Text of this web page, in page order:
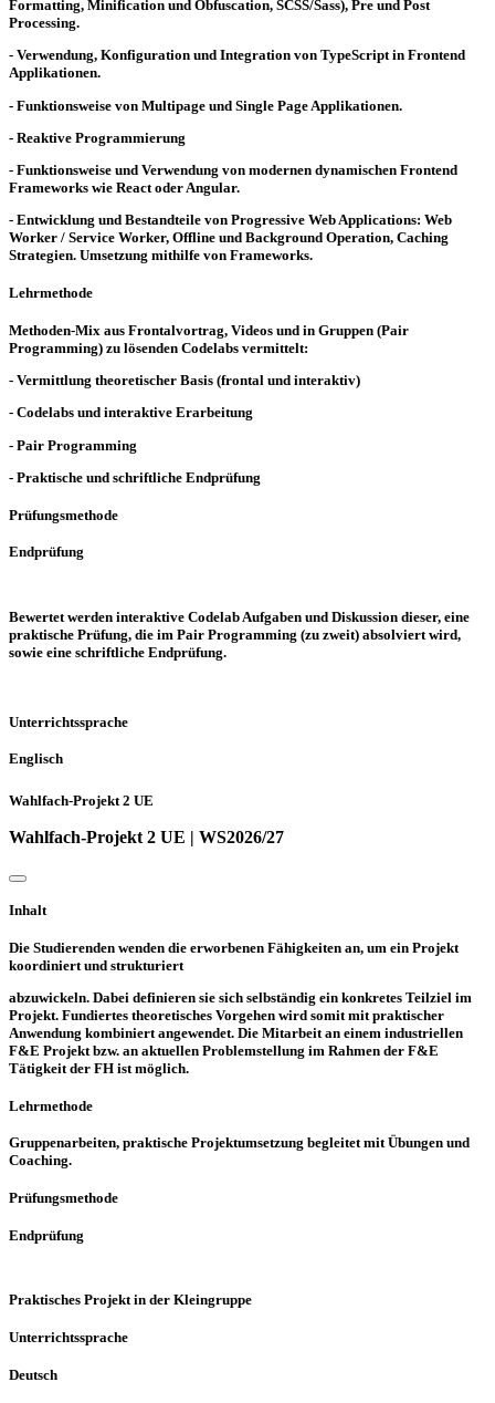
Formatting, Minification und Obfuscation, SCSS/Sass), Pre und Post
Processing.
- Verwendung, Konfiguration und Integration von TypeScript in Frontend
Applikationen.
- Funktionsweise von Multipage und Single Page Applikationen.
- Reaktive Programmierung
- Funktionsweise und Verwendung von modernen dynamischen Frontend
Frameworks wie React oder Angular.
- Entwicklung und Bestandteile von Progressive Web Applications: Web
Worker / Service Worker, Offline und Background Operation, Caching
Strategien. Umsetzung mithilfe von Frameworks.
Lehrmethode
Methoden-Mix aus Frontalvortrag, Videos und in Gruppen (Pair
Programming) zu lösenden Codelabs vermittelt:
- Vermittlung theoretischer Basis (frontal und interaktiv)
- Codelabs und interaktive Erarbeitung
- Pair Programming
- Praktische und schriftliche Endprüfung
Prüfungsmethode
Endprüfung
Bewertet werden interaktive Codelab Aufgaben und Diskussion dieser, eine
praktische Prüfung, die im Pair Programming (zu zweit) absolviert wird,
sowie eine schriftliche Endprüfung.
Unterrichtssprache
Englisch
Wahlfach-Projekt 2 UE
Wahlfach-Projekt 2 UE | WS2026/27
Inhalt
Die Studierenden wenden die erworbenen Fähigkeiten an, um ein Projekt
koordiniert und strukturiert
abzuwickeln. Dabei definieren sie sich selbständig ein konkretes Teilziel im
Projekt. Fundiertes theoretisches Vorgehen wird somit mit praktischer
Anwendung kombiniert angewendet. Die Mitarbeit an einem industriellen
F&E Projekt bzw. an aktuellen Problemstellung im Rahmen der F&E
Tätigkeit der FH ist möglich.
Lehrmethode
Gruppenarbeiten, praktische Projektumsetzung begleitet mit Übungen und
Coaching.
Prüfungsmethode
Endprüfung
Praktisches Projekt in der Kleingruppe
Unterrichtssprache
Deutsch